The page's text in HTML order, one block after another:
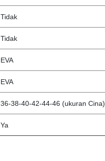
Tidak
Tidak
EVA
EVA
36-38-40-42-44-46 (ukuran Cina)
Ya